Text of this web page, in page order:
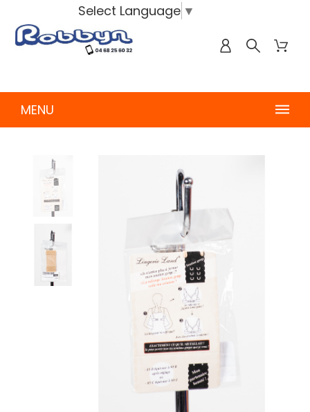
Select Language ▼
MENU